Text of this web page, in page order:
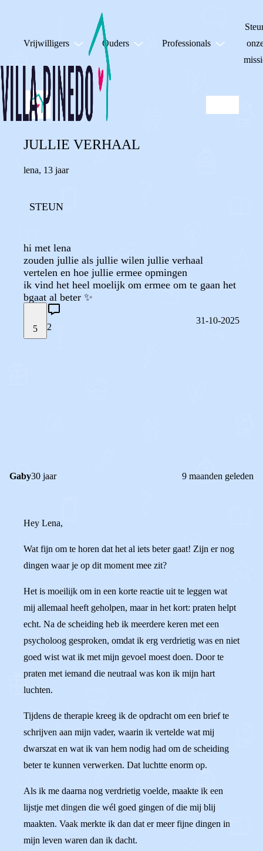
Vrijwilligers Ouders Professionals
JULLIE VERHAAL
lena, 13 jaar
STEUN
hi met lena
zouden jullie als jullie wilen jullie verhaal
vertelen en hoe jullie ermee opmingen
ik vind het heel moelijk om ermee om te gaan het
bgaat al beter ✨
5 2
31-10-2025
Gaby30 jaar 9 maanden geleden
Hey Lena,
Wat fijn om te horen dat het al iets beter gaat! Zijn er nog
dingen waar je op dit moment mee zit?
Het is moeilijk om in een korte reactie uit te leggen wat
mij allemaal heeft geholpen, maar in het kort: praten helpt
echt. Na de scheiding heb ik meerdere keren met een
psycholoog gesproken, omdat ik erg verdrietig was en niet
goed wist wat ik met mijn gevoel moest doen. Door te
praten met iemand die neutraal was kon ik mijn hart
luchten.
Tijdens de therapie kreeg ik de opdracht om een brief te
schrijven aan mijn vader, waarin ik vertelde wat mij
dwarszat en wat ik van hem nodig had om de scheiding
beter te kunnen verwerken. Dat luchtte enorm op.
Als ik me daarna nog verdrietig voelde, maakte ik een
lijstje met dingen die wél goed gingen of die mij blij
maakten. Vaak merkte ik dan dat er meer fijne dingen in
mijn leven waren dan ik dacht.